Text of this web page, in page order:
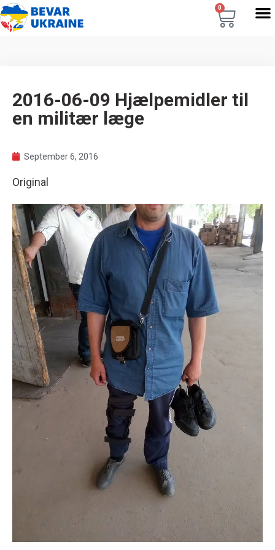
0
2016-06-09 Hjælpemidler til
en militær læge
September 6, 2016
Original